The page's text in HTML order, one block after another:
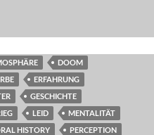
DOOM
ERFAHRUNG
GESCHICHTE
LEID
MENTALITÄT
HISTORY
PERCEPTION